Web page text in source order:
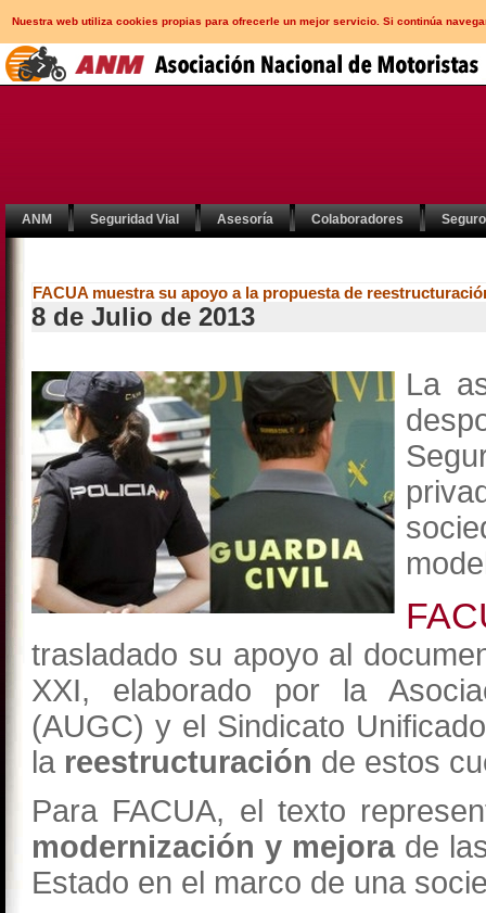
Nuestra web utiliza cookies propias para ofrecerle un mejor servicio. Si continúa
ANM Seguridad Vial Asesoría Colaboradores
FACUA muestra su apoyo a la propuesta de
8 de Julio de 2013
La
trasladado su apoyo al
XXI, elaborado por la
(AUGC) y el Sindicato
la reestructuración de estos
Para FACUA, el texto
modernización y mejora de
Estado en el marco de una